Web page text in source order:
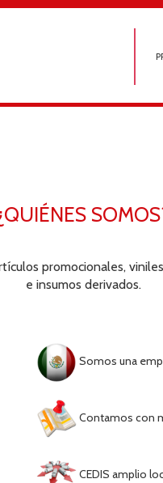
promocionales,
e insumos derivados.
Somos una
Contamos con
CEDIS amplio